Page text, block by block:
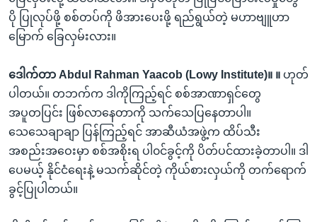
ပို ပြုလုပ်ဖို့ စစ်တပ်ကို ဖိအားပေးဖို့ ရည်ရွယ်တဲ့ မဟာဗျူဟာ
မြောက် ခြေလှမ်းလား။
ဒေါက်တာ Abdul Rahman Yaacob (Lowy Institute)။ ။ ဟုတ်
ပါတယ်။ တဘက်က ဒါကိုကြည့်ရင် စစ်အာဏာရှင်တွေ
အပူတပြင်း ဖြစ်လာနေတာကို သက်သေပြနေတာပါ။
သေသေချာချာ ပြန်ကြည့်ရင် အာဆီယံအဖွဲ့က ထိပ်သီး
အစည်းအဝေးမှာ စစ်အစိုးရ ပါ၀င်ခွင့်ကို ပိတ်ပင်ထားခဲ့တာပါ။ ဒါ
ပေမယ့် နိုင်ငံရေးနဲ့ မသက်ဆိုင်တဲ့ ကိုယ်စားလှယ်ကို တက်ရောက်
ခွင့်ပြုပါတယ်။